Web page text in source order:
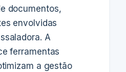
documentos,
envolvidas
A
ferramentas
a gestão